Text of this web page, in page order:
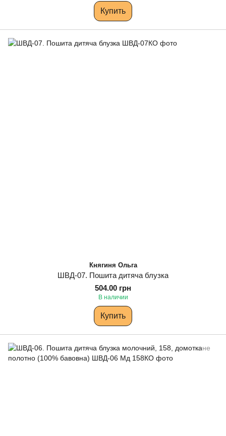
Купить
Княгиня Ольга
ШВД-07. Пошита дитяча блузка
504.00 грн
В наличии
Купить